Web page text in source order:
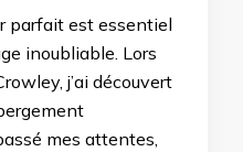
parfait est essentiel
inoubliable. Lors
j’ai découvert
mes attentes,